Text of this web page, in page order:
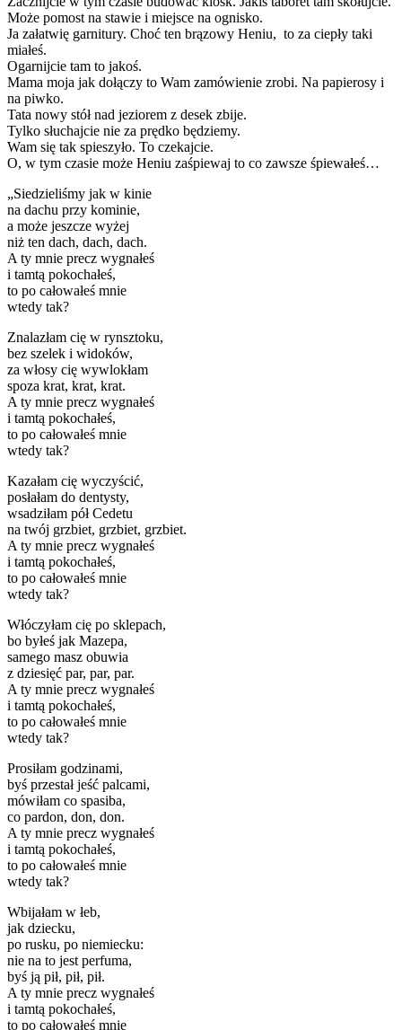
Może pomost na stawie i miejsce na ognisko.
Ja załatwię garnitury. Choć ten brązowy Heniu, to za ciepły taki
miałeś.
Ogarnijcie tam to jakoś.
Mama moja jak dołączy to Wam zamówienie zrobi. Na papierosy i
na piwko.
Tata nowy stół nad jeziorem z desek zbije.
Tylko słuchajcie nie za prędko będziemy.
Wam się tak spieszyło. To czekajcie.
O, w tym czasie może Heniu zaśpiewaj to co zawsze śpiewałeś…
„Siedzieliśmy jak w kinie
na dachu przy kominie,
a może jeszcze wyżej
niż ten dach, dach, dach.
A ty mnie precz wygnałeś
i tamtą pokochałeś,
to po całowałeś mnie
wtedy tak?
Znalazłam cię w rynsztoku,
bez szelek i widoków,
za włosy cię wywlokłam
spoza krat, krat, krat.
A ty mnie precz wygnałeś
i tamtą pokochałeś,
to po całowałeś mnie
wtedy tak?
Kazałam cię wyczyścić,
posłałam do dentysty,
wsadziłam pół Cedetu
na twój grzbiet, grzbiet, grzbiet.
A ty mnie precz wygnałeś
i tamtą pokochałeś,
to po całowałeś mnie
wtedy tak?
Włóczyłam cię po sklepach,
bo byłeś jak Mazepa,
samego masz obuwia
z dziesięć par, par, par.
A ty mnie precz wygnałeś
i tamtą pokochałeś,
to po całowałeś mnie
wtedy tak?
Prosiłam godzinami,
byś przestał jeść palcami,
mówiłam co spasiba,
co pardon, don, don.
A ty mnie precz wygnałeś
i tamtą pokochałeś,
to po całowałeś mnie
wtedy tak?
Wbijałam w łeb,
jak dziecku,
po rusku, po niemiecku:
nie na to jest perfuma,
byś ją pił, pił, pił.
A ty mnie precz wygnałeś
i tamtą pokochałeś,
to po całowałeś mnie